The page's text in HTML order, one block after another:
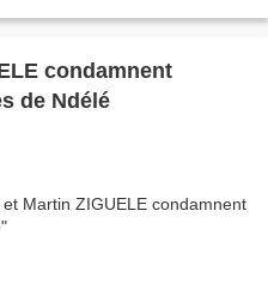
condamnent
de Ndélé